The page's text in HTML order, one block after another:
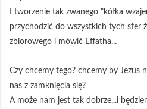
I tworzenie tak zwanego "kółka
przychodzić do wszystkich tych sfer
zbiorowego i mówić Effatha...
Czy chcemy tego? chcemy by Jezus
nas z zamknięcia się?
A może nam jest tak dobrze...i